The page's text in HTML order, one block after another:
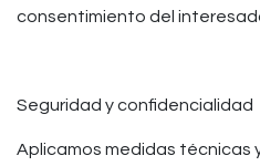
consentimiento del
Seguridad y confidencialidad
Aplicamos medidas técnicas